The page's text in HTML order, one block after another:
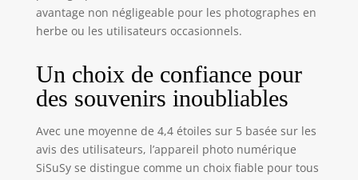
de vue macro
autofocus et zoom
16x : profitez d'une
automatique
précise qui vous
permet de
effort de superbes
gros plans à
seulement 10,08
avantage non négligeable pour les photographes en
herbe ou les utilisateurs occasionnels.
Un choix de confiance pour
des souvenirs inoubliables
Avec une moyenne de 4,4 étoiles sur 5 basée sur les
avis des utilisateurs, l’appareil photo numérique
SiSuSy se distingue comme un choix fiable pour tous